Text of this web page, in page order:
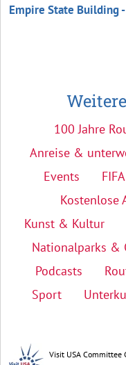
Empire State Building
100 Jahre
Anreise &
Events
Kostenlose
Kunst & Kultur
Nationalparks &
Podcasts
Sport
Visit USA Committee